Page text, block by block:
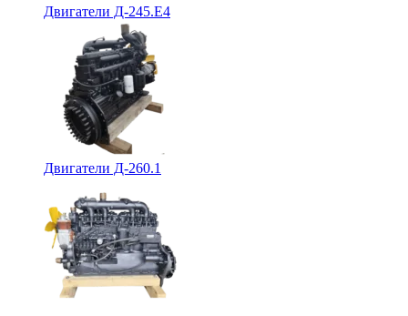
Двигатели Д-245.Е4
Двигатели Д-260.1